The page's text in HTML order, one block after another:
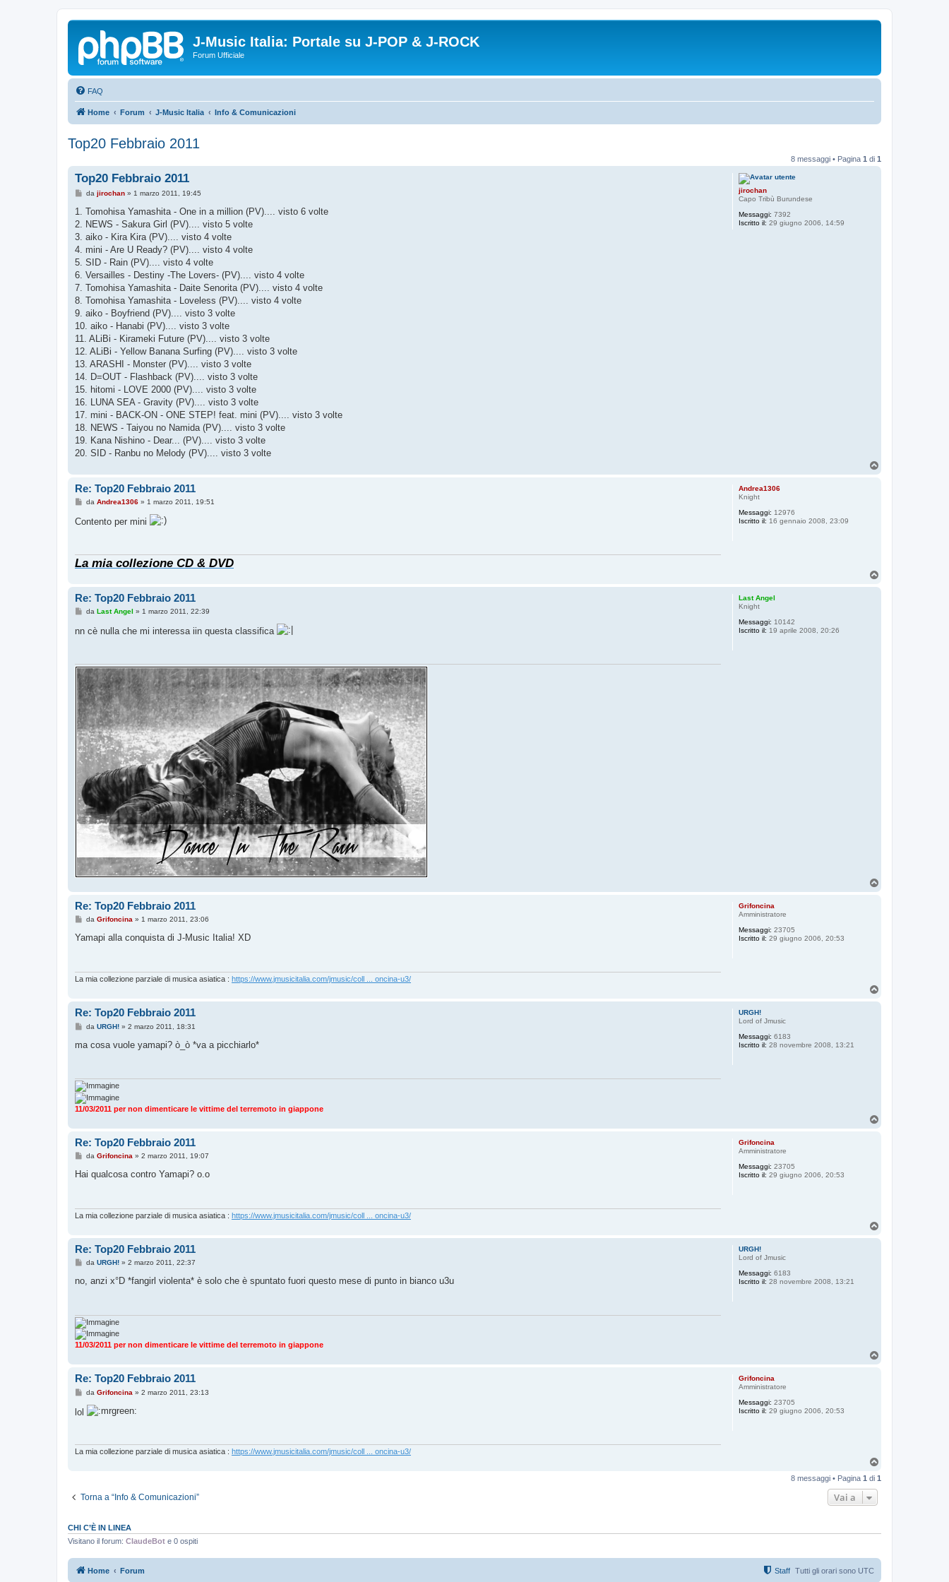
J-Music Italia: Portale su J-POP & J-ROCK
Forum Ufficiale
FAQ
Home Forum J-Music Italia Info & Comunicazioni
Top20 Febbraio 2011
8 messaggi • Pagina 1 di 1
jirochan
Capo Tribù Burundese
Messaggi: 7392
Iscritto il: 29 giugno 2006, 14:59
Top20 Febbraio 2011
M
s
a
g
o
da jirochan» 1 marzo 2011, 19:45
1. Tomohisa Yamashita - One in a million (PV).... visto 6 volte
2. NEWS - Sakura Girl (PV).... visto 5 volte
3. aiko - Kira Kira (PV).... visto 4 volte
4. mini - Are U Ready? (PV).... visto 4 volte
5. SID - Rain (PV).... visto 4 volte
6. Versailles - Destiny -The Lovers- (PV).... visto 4 volte
7. Tomohisa Yamashita - Daite Senorita (PV).... visto 4 volte
8. Tomohisa Yamashita - Loveless (PV).... visto 4 volte
9. aiko - Boyfriend (PV).... visto 3 volte
10. aiko - Hanabi (PV).... visto 3 volte
11. ALiBi - Kirameki Future (PV).... visto 3 volte
12. ALiBi - Yellow Banana Surfing (PV).... visto 3 volte
13. ARASHI - Monster (PV).... visto 3 volte
14. D=OUT - Flashback (PV).... visto 3 volte
15. hitomi - LOVE 2000 (PV).... visto 3 volte
16. LUNA SEA - Gravity (PV).... visto 3 volte
17. mini - BACK-ON - ONE STEP! feat. mini (PV).... visto 3 volte
18. NEWS - Taiyou no Namida (PV).... visto 3 volte
19. Kana Nishino - Dear... (PV).... visto 3 volte
20. SID - Ranbu no Melody (PV).... visto 3 volte
Andrea1306
Knight
Messaggi: 12976
Iscritto il: 16 gennaio 2008, 23:09
Re: Top20 Febbraio 2011
M
s
i
o
da Andrea1306» 1 marzo 2011, 19:51
Contento per mini
La mia collezione CD & DVD
Last Angel
Knight
Messaggi: 10142
Iscritto il: 19 aprile 2008, 20:26
Re: Top20 Febbraio 2011
M
s
s
i
o
da Last Angel » 1 marzo 2011, 22:39
nn cè nulla che mi interessa iin questa classifica
Grifoncina
Amministratore
Messaggi: 23705
Iscritto il: 29 giugno 2006, 20:53
Re: Top20 Febbraio 2011
M
s
i
da Grifoncina» 1 marzo 2011, 23:06
Yamapi alla conquista di J-Music Italia! XD
La mia collezione parziale di musica asiatica : https://www.jmusicitalia.com/jmusic/coll ... oncina-u3/
URGH!
Lord of Jmusic
Messaggi: 6183
Iscritto il: 28 novembre 2008, 13:21
Re: Top20 Febbraio 2011
M
s
i
o
da URGH!» 2 marzo 2011, 18:31
ma cosa vuole yamapi? ò_ò *va a picchiarlo*
11/03/2011 per non dimenticare le vittime del terremoto in giappone
Grifoncina
Amministratore
Messaggi: 23705
Iscritto il: 29 giugno 2006, 20:53
Re: Top20 Febbraio 2011
M
s
i
da Grifoncina » 2 marzo 2011, 19:07
Hai qualcosa contro Yamapi? o.o
La mia collezione parziale di musica asiatica : https://www.jmusicitalia.com/jmusic/coll ... oncina-u3/
URGH!
Lord of Jmusic
Messaggi: 6183
Iscritto il: 28 novembre 2008, 13:21
Re: Top20 Febbraio 2011
M
s
s
i
o
da URGH!» 2 marzo 2011, 22:37
no, anzi x°D *fangirl violenta* è solo che è spuntato fuori questo mese di punto in bianco u3u
11/03/2011 per non dimenticare le vittime del terremoto in giappone
Grifoncina
Amministratore
Messaggi: 23705
Iscritto il: 29 giugno 2006, 20:53
Re: Top20 Febbraio 2011
M
s
s
i
da Grifoncina » 2 marzo 2011, 23:13
lol
La mia collezione parziale di musica asiatica : https://www.jmusicitalia.com/jmusic/coll ... oncina-u3/
p
8 messaggi • Pagina 1 di 1
Torna a “Info & Comunicazioni” Vai a
CHI C’È IN LINEA
Visitano il forum: ClaudeBot e 0 ospiti
Home Forum Tutti gli orari sono UTC
Staff